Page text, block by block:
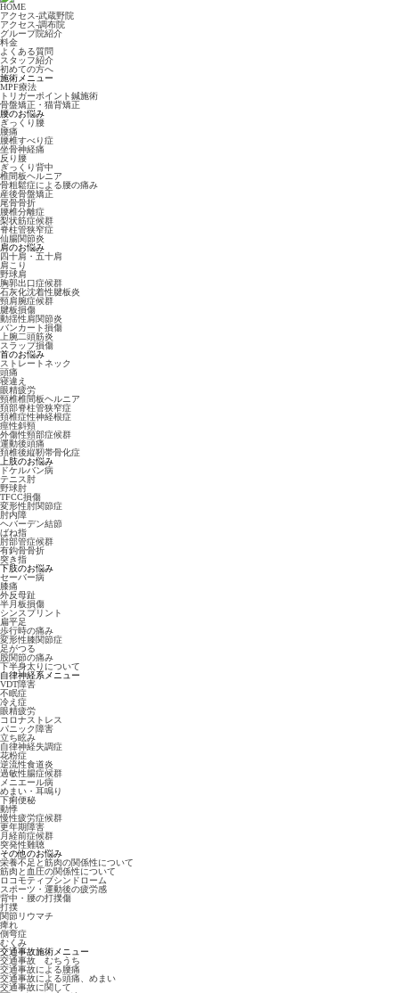
HOME
アクセス-武蔵野院
アクセス-調布院
グループ院紹介
料金
よくある質問
スタッフ紹介
初めての方へ
施術メニュー
MPF療法
トリガーポイント鍼施術
骨盤矯正・猫背矯正
腰のお悩み
ぎっくり腰
腰痛
腰椎すべり症
坐骨神経痛
反り腰
ぎっくり背中
椎間板ヘルニア
骨粗鬆症による腰の痛み
産後骨盤矯正
尾骨骨折
腰椎分離症
梨状筋症候群
脊柱管狭窄症
仙腸関節炎
肩のお悩み
四十肩・五十肩
肩こり
野球肩
胸郭出口症候群
石灰化沈着性腱板炎
頸肩腕症候群
腱板損傷
動揺性肩関節炎
バンカート損傷
上腕二頭筋炎
スラップ損傷
首のお悩み
ストレートネック
頭痛
寝違え
眼精疲労
頸椎椎間板ヘルニア
頚部脊柱管狭窄症
頚椎症性神経根症
痙性斜頸
外傷性頸部症候群
運動後頭痛
頚椎後縦靭帯骨化症
上肢のお悩み
ドケルバン病
テニス肘
野球肘
TFCC損傷
変形性肘関節症
肘内障
ヘバーデン結節
ばね指
肘部管症候群
有鈎骨骨折
突き指
下肢のお悩み
セーバー病
膝痛
外反母趾
半月板損傷
シンスプリント
扁平足
歩行時の痛み
変形性膝関節症
足がつる
股関節の痛み
下半身太りについて
自律神経系メニュー
VDT障害
不眠症
冷え症
眼精疲労
コロナストレス
パニック障害
立ち眩み
自律神経失調症
花粉症
逆流性食道炎
過敏性腸症候群
メニエール病
めまい・耳鳴り
下痢便秘
動悸
慢性疲労症候群
更年期障害
月経前症候群
突発性難聴
その他のお悩み
栄養不足と筋肉の関係性について
筋肉と血圧の関係性について
ロコモティブシンドローム
スポーツ・運動後の疲労感
背中・腰の打撲傷
打撲
関節リウマチ
痺れ
側弯症
むくみ
交通事故施術メニュー
交通事故 むちうち
交通事故による腰痛
交通事故による頭痛、めまい
交通事故に関して